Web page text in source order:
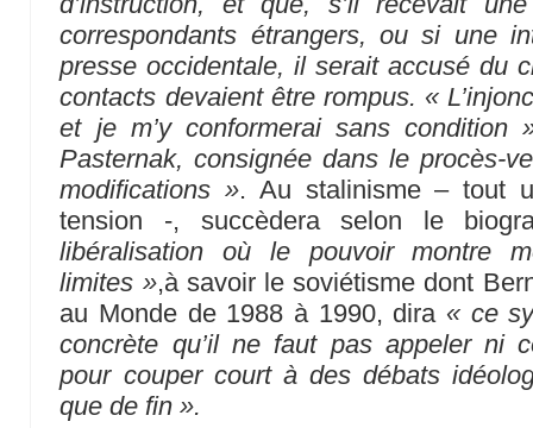
correspondants étrangers, ou si une
presse occidentale, il serait accusé du
contacts devaient être rompus. «
et je m’y conformerai sans
Pasternak, consignée dans le procès-
modifications ». Au stalinisme – tout
tension -, succèdera selon le
libéralisation où le pouvoir montre
limites »,à savoir le soviétisme dont
au Monde de 1988 à 1990, dira « ce
concrète qu’il ne faut pas appeler ni
pour couper court à des débats
que de fin ».